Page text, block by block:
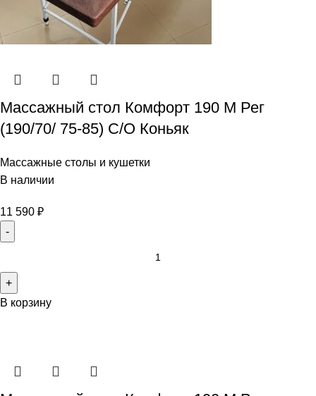
Массажный стол Комфорт 190 М Рег
(190/70/ 75-85) С/О Коньяк
Массажные столы и кушетки
В наличии
11 590 ₽
В корзину